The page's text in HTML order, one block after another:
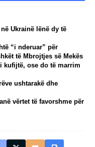
Ukrainë lënë dy të
“i nderuar” për
të Mbrojtjes së Mekës
kufijtë, ose do të marrim
ushtarakë dhe
vërtet të favorshme për